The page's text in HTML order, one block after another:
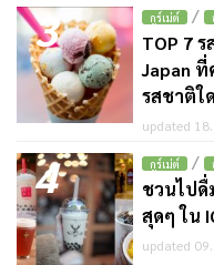
3 กูร์เม่ต์ /
TOP 7
Japan
รสชาติใ
updated
4 กูร์เม่ต์ /
ชวนไปดื่
สุดๆ ใน
updated